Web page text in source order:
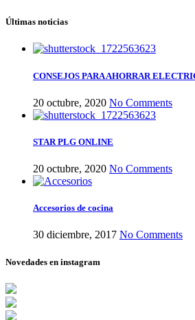
Últimas noticias
CONSEJOS PARA AHORRAR
20 octubre, 2020 No Comments
STAR PLG ONLINE
20 octubre, 2020 No Comments
Accesorios de cocina
30 diciembre, 2017 No Comments
Novedades en instagram